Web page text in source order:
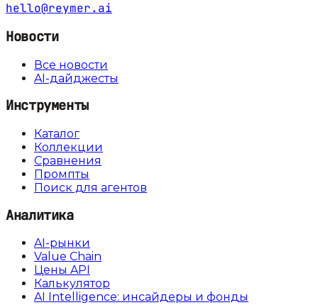
hello@reymer.ai
Новости
Все новости
AI-дайджесты
Инструменты
Каталог
Коллекции
Сравнения
Промпты
Поиск для агентов
Аналитика
AI-рынки
Value Chain
Цены API
Калькулятор
AI Intelligence: инсайдеры и фонды